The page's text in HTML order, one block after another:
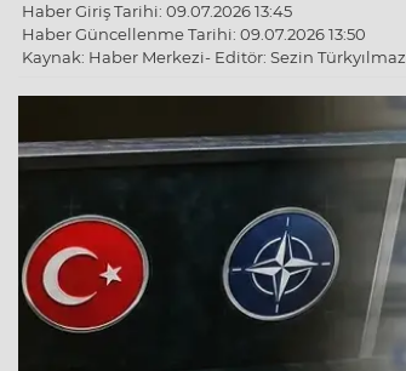
Haber Giriş Tarihi: 09.07.2026 13:45
Haber Güncellenme Tarihi: 09.07.2026 13:50
Kaynak: Haber Merkezi- Editör: Sezin Türkyılmaz